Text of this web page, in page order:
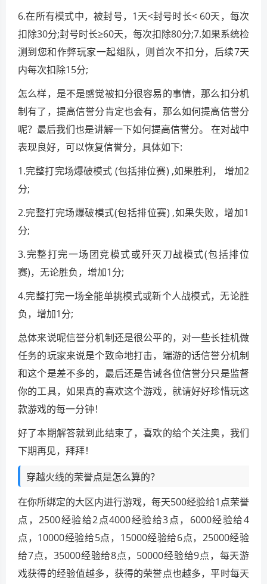
6.在所有模式中，被封号，1天<封号时长< 60天，每次
扣除30分;封号时长≥60天，每次扣除80分;7.如果系统检
测到您和作弊玩家一起组队，则首次不扣分，后续7天
内每次扣除15分;
怎么样，是不是感觉被扣分很容易的事情，那么扣分机
制有了，提高信誉分肯定也会有，那么如何提高信誉分
呢？最后我们也是讲解一下如何提高信誉分。 在对战中
表现良好，可以恢复信誉分，具体如下:
1.完整打完场爆破模式 (包括排位赛) ,如果胜利， 增加2
分;
2.完整打完场爆破模式(包括排位赛) ,如果失败，增加1
分;
3.完整打完一场团竞模式或歼灭刀战模式(包括排位
赛)，无论胜负，增加1分;
4.完整打完一场全能单挑模式或新个人战模式，无论胜
负，增加1分;
总体来说呢信誉分机制还是很公平的，对一些长挂机做
任务的玩家来说是个致命地打击，端游的话信誉分机制
和这个是差不多的，最后还是告诫各位信誉分只是监督
你的工具，如果真的喜欢这个游戏，就请好好珍惜玩这
款游戏的每一分钟！
好了本期解答就到此结束了，喜欢的给个关注奥，我们
下期再见，拜拜！
穿越火线的荣誉点是怎么算的？
在你所绑定的大区内进行游戏，每天500经验给1点荣誉
点，2500经验给2点4000经验给3点，6000经验给4
点，10000经验给5点，15000经验给6点，25000经验
给7点，35000经验给8点，50000经验给9点，每天游
戏获得的经验值越多，获得的荣誉点也越多，平时每天